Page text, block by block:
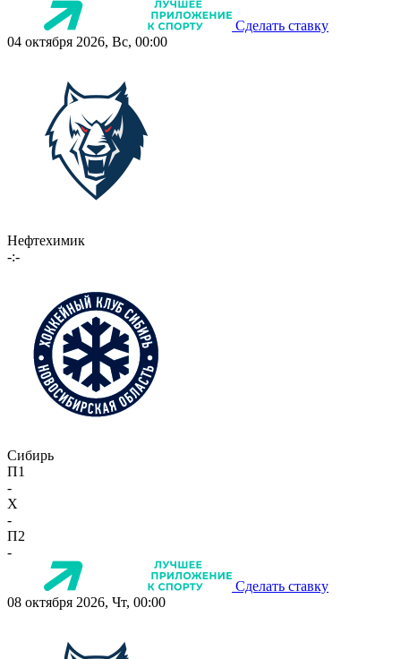
Сделать ставку
04 октября 2026, Вс, 00:00
Нефтехимик
-:-
Сибирь
П1
-
X
-
П2
-
Сделать ставку
08 октября 2026, Чт, 00:00